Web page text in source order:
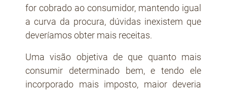
for cobrado ao consumidor, mantendo igual
a curva da procura, dúvidas inexistem que
deveríamos obter mais receitas.
Uma visão objetiva de que quanto mais
consumir determinado bem, e tendo ele
incorporado mais imposto, maior deveria